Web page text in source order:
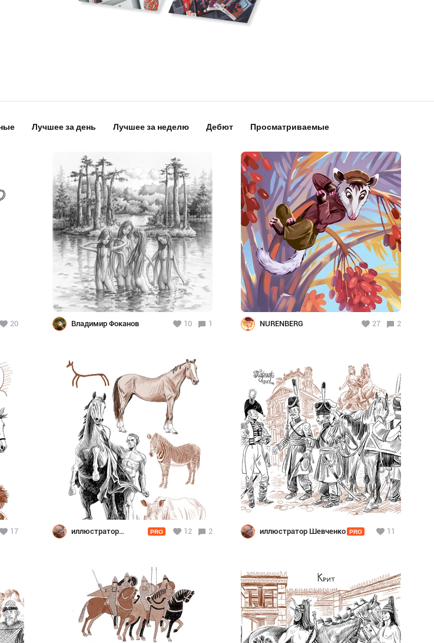
Лучшее за день Лучшее за неделю Дебют Просматриваемые
20 Владимир Фоканов 10 1 NURENBERG 27 2
17
иллюстратор
PRO 12 2 иллюстратор Шевченко PRO 11